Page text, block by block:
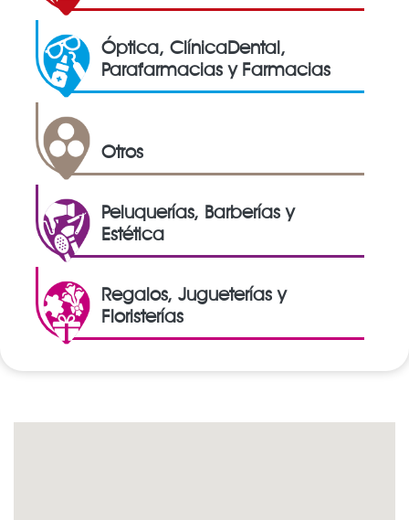
Óptica, ClínicaDental,
Parafarmacias y Farmacias
Otros
Peluquerías, Barberías y
Estética
Regalos, Jugueterías y
Floristerías